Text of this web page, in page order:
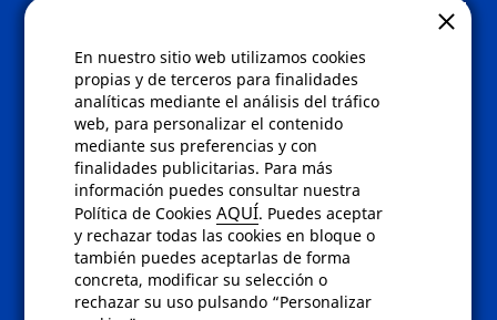
En nuestro sitio web utilizamos cookies
propias y de terceros para finalidades
analíticas mediante el análisis del tráfico
web, para personalizar el contenido
mediante sus preferencias y con
finalidades publicitarias. Para más
información puedes consultar nuestra
Política de CookiesAQUÍ. Puedes aceptar
y rechazar todas las cookies en bloque o
también puedes aceptarlas de forma
concreta, modificar su selección o
rechazar su uso pulsando “Personalizar
Políticas
Condiciones de compra
Aviso de privacidad
Cookies
Bajas comunicados comerciales
Derecho de desistimiento
Preguntas frecuentes
Contacto